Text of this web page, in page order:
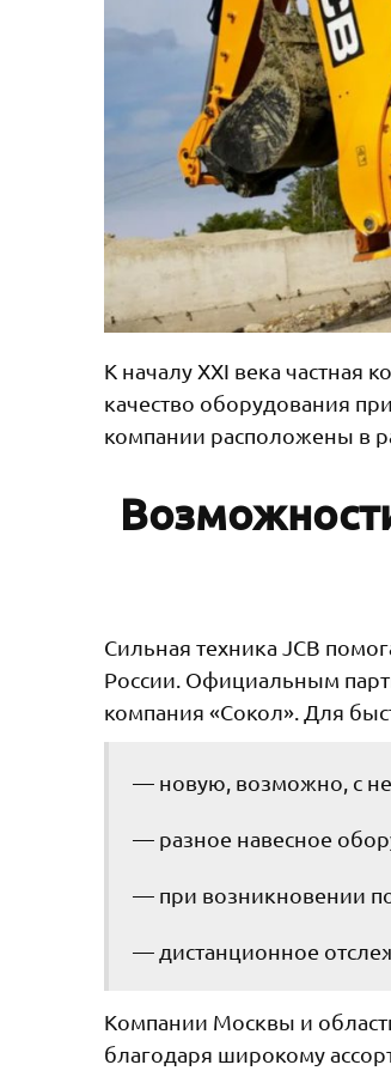
К началу XXI века частная
качество оборудования
компании расположены в
Сильная техника JCB
России. Официальным
компания «Сокол». Для
— новую, возможно, с
— разное навесное
— при возникновении
— дистанционное
Компании Москвы и
благодаря широкому